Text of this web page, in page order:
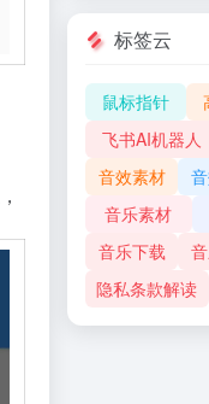
，
标签云
鼠标指针
飞书AI机器人
音效素材
音乐素材
音乐下载
隐私条款解读